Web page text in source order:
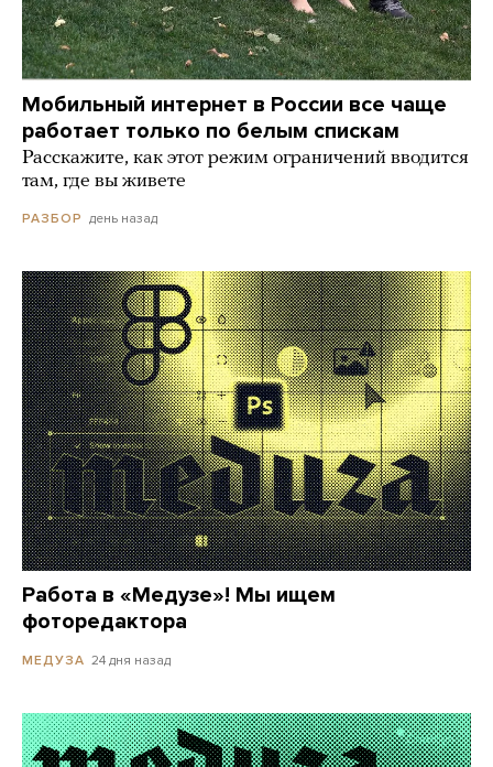
Мобильный интернет в России все чаще
работает только по белым спискам
Расскажите, как этот режим ограничений вводится
там, где вы живете
РАЗБОР день назад
Работа в «Медузе»! Мы ищем
фоторедактора
МЕДУЗА 24 дня назад